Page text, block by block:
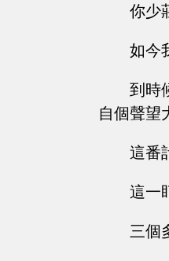
你少
如今
到時
自個聲望
這番
這一
三個